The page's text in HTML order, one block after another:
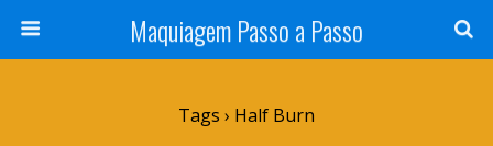
Maquiagem Passo a Passo
Tags › Half Burn